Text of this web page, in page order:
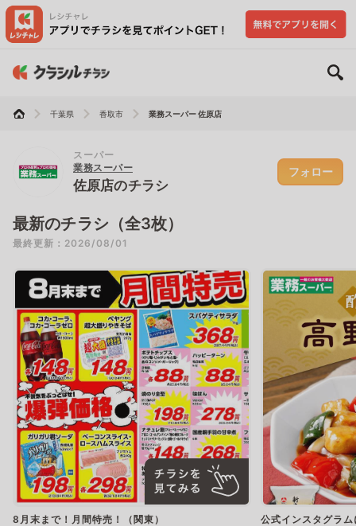
千葉県 香取市 業務スーパー 佐原店
スーパー
業務スーパー
佐原店のチラシ
フォロー
最新のチラシ（全3枚）
最終更新：2026/08/01
8月末まで！月間特売！（関東） 公式インスタグラ